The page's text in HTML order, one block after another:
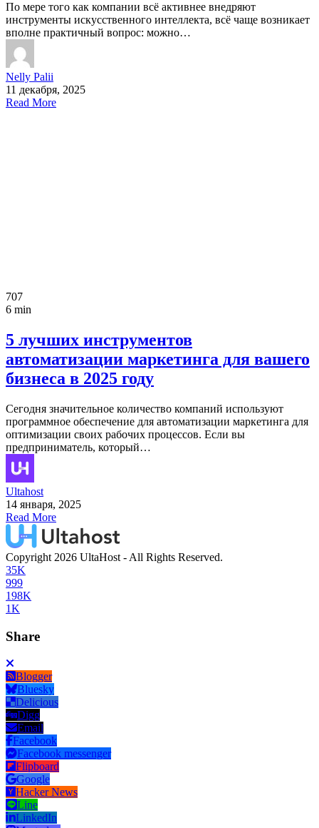
По мере того как компании всё активнее внедряют
инструменты искусственного интеллекта, всё чаще возникает
вполне практичный вопрос: можно…
Nelly Palii
11 декабря, 2025
Read More
707
6 min
5 лучших инструментов
автоматизации маркетинга для вашего
бизнеса в 2025 году
Сегодня значительное количество компаний используют
программное обеспечение для автоматизации маркетинга для
оптимизации своих рабочих процессов. Если вы
предприниматель, который…
Ultahost
14 января, 2025
Read More
Copyright 2026 UltaHost - All Rights Reserved.
35K
999
198K
1K
Share
Blogger
Bluesky
Delicious
Digg
Email
Facebook
Facebook messenger
Flipboard
Google
Hacker News
Line
LinkedIn